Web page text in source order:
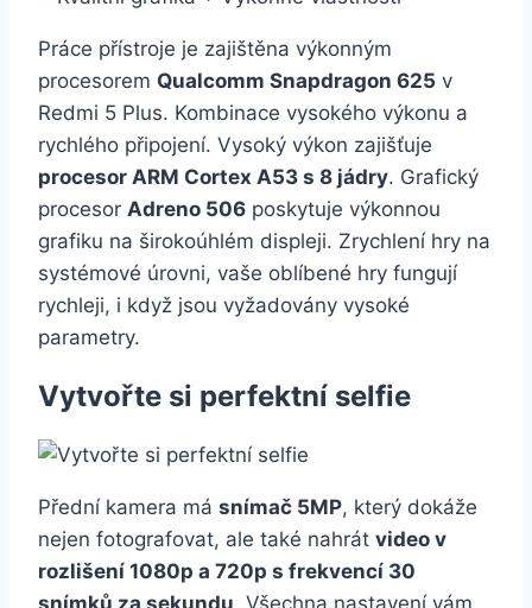
Práce přístroje je zajištěna výkonným
procesorem Qualcomm Snapdragon 625 v
Redmi 5 Plus. Kombinace vysokého výkonu a
rychlého připojení. Vysoký výkon zajišťuje
procesor ARM Cortex A53 s 8 jádry. Grafický
procesor Adreno 506 poskytuje výkonnou
grafiku na širokoúhlém displeji. Zrychlení hry na
systémové úrovni, vaše oblíbené hry fungují
rychleji, i když jsou vyžadovány vysoké
parametry.
Vytvořte si perfektní selfie
Přední kamera má snímač 5MP, který dokáže
nejen fotografovat, ale také nahrát video v
rozlišení 1080p a 720p s frekvencí 30